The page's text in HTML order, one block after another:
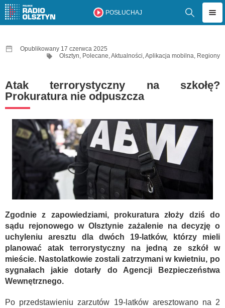
POSŁUCHAJ
Opublikowany 17 czerwca 2025
Olsztyn, Polecane,Aktualności,Aplikacja mobilna, Regiony
Atak terrorystyczny na szkołę?
Prokuratura nie odpuszcza
Zgodnie z zapowiedziami, prokuratura złoży dziś do
sądu rejonowego w Olsztynie zażalenie na decyzję o
uchyleniu aresztu dla dwóch 19-latków, którzy mieli
planować atak terrorystyczny na jedną ze szkół w
mieście. Nastolatkowie zostali zatrzymani w kwietniu, po
sygnałach jakie dotarły do Agencji Bezpieczeństwa
Wewnętrznego.
Po przedstawieniu zarzutów 19-latków aresztowano na 2